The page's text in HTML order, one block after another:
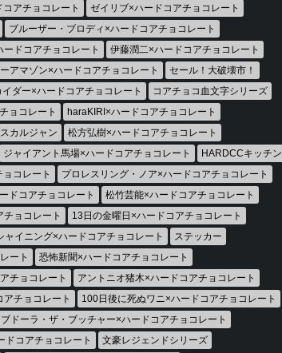
アチョコレート
ゼイリブ×ハードコアチョコレート
ブルーザー・ブロディ×ハードコアチョコレート
ドコアチョコレート
伊藤潤二×ハードコアチョコレート
アマゾン×ハードコアチョコレート
セール！大破壊市！
イダー×ハードコアチョコレート
コアチョコ血文字シリーズ
ョコレート
haraKIRI×ハードコアチョコレート
カルジャン
松方弘樹×ハードコアチョコレート
ジャイアント馬場×ハードコアチョコレート
HARDCCキッチン
コレート
プロレスリング・ノア×ハードコアチョコレート
ドコアチョコレート
松竹芸能×ハードコアチョコレート
チョコレート
13日の金曜日×ハードコアチョコレート
ャイニング×ハードコアチョコレート
ステッカー
ート
恐怖新聞×ハードコアチョコレート
チョコレート
アントニオ猪木×ハードコアチョコレート
チョコレート
100日後に死ぬワニ×ハードコアチョコレート
ドーラ・ザ・ブッチャー×ハードコアチョコレート
ドコアチョコレート 文豪レジェンドシリーズ